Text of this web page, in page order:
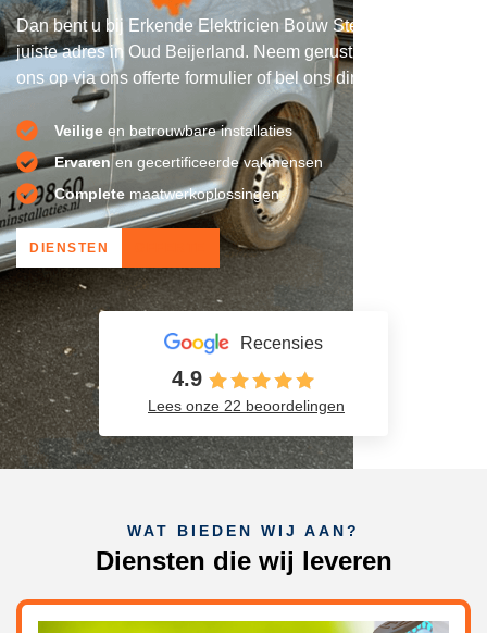
Dan bent u bij Erkende Elektricien Bouw Steen aan het
juiste adres in Oud Beijerland. Neem gerust contact met
ons op via ons offerte formulier of bel ons direct!
Veilige en betrouwbare installaties
Ervarenen gecertificeerde vakmensen
Complete maatwerkoplossingen
DIENSTEN
Recensies
4.9
Lees onze 22 beoordelingen
WAT BIEDEN WIJ AAN?
Diensten die wij leveren